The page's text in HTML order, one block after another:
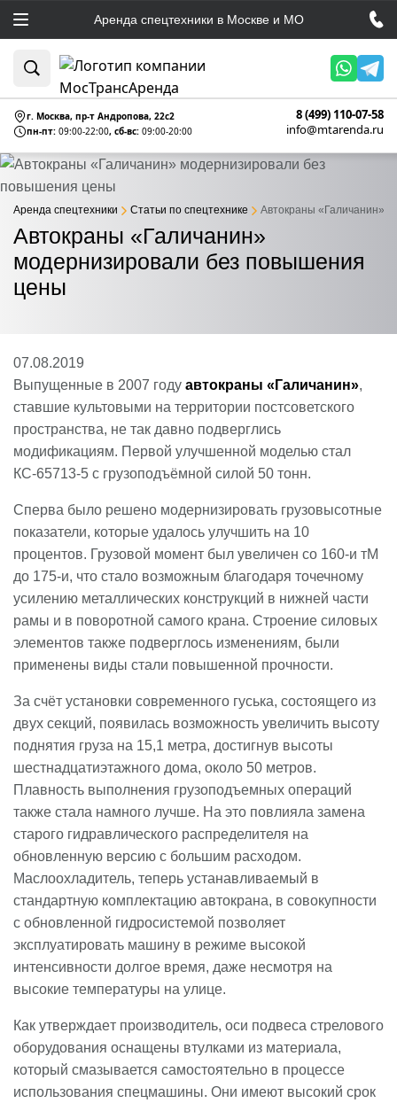
Аренда спецтехники в Москве и МО
г. Москва, пр-т Андропова, 22c2
пн-пт: 09:00-22:00, сб-вс: 09:00-20:00
8 (499) 110-07-58
info@mtarenda.ru
Автокраны «Галичанин»
модернизировали без повышения
цены
Аренда спецтехники Статьи по спецтехнике Автокраны «Галичанин»
07.08.2019
Выпущенные в 2007 году автокраны «Галичанин»,
ставшие культовыми на территории постсоветского
пространства, не так давно подверглись
модификациям. Первой улучшенной моделью стал
КС-65713-5 с грузоподъёмной силой 50 тонн.
Сперва было решено модернизировать грузовысотные
показатели, которые удалось улучшить на 10
процентов. Грузовой момент был увеличен со 160-и тМ
до 175-и, что стало возможным благодаря точечному
усилению металлических конструкций в нижней части
рамы и в поворотной самого крана. Строение силовых
элементов также подверглось изменениям, были
применены виды стали повышенной прочности.
За счёт установки современного гуська, состоящего из
двух секций, появилась возможность увеличить высоту
поднятия груза на 15,1 метра, достигнув высоты
шестнадцатиэтажного дома, около 50 метров.
Плавность выполнения грузоподъемных операций
также стала намного лучше. На это повлияла замена
старого гидравлического распределителя на
обновленную версию с большим расходом.
Маслоохладитель, теперь устанавливаемый в
стандартную комплектацию автокрана, в совокупности
с обновленной гидросистемой позволяет
эксплуатировать машину в режиме высокой
интенсивности долгое время, даже несмотря на
высокие температуры на улице.
Как утверждает производитель, оси подвеса стрелового
оборудования оснащены втулками из материала,
который смазывается самостоятельно в процессе
использования спецмашины. Они имеют высокий срок